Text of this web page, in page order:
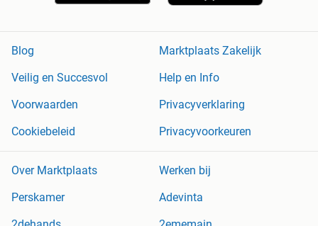
Blog
Marktplaats Zakelijk
Veilig en Succesvol
Help en Info
Voorwaarden
Privacyverklaring
Cookiebeleid
Privacyvoorkeuren
Over Marktplaats
Werken bij
Perskamer
Adevinta